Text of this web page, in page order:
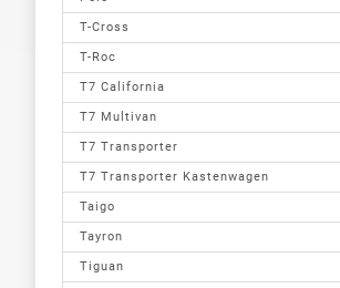
T-Cross
T-Roc
T7 California
T7 Multivan
T7 Transporter
T7 Transporter Kastenwagen
Taigo
Tayron
Tiguan